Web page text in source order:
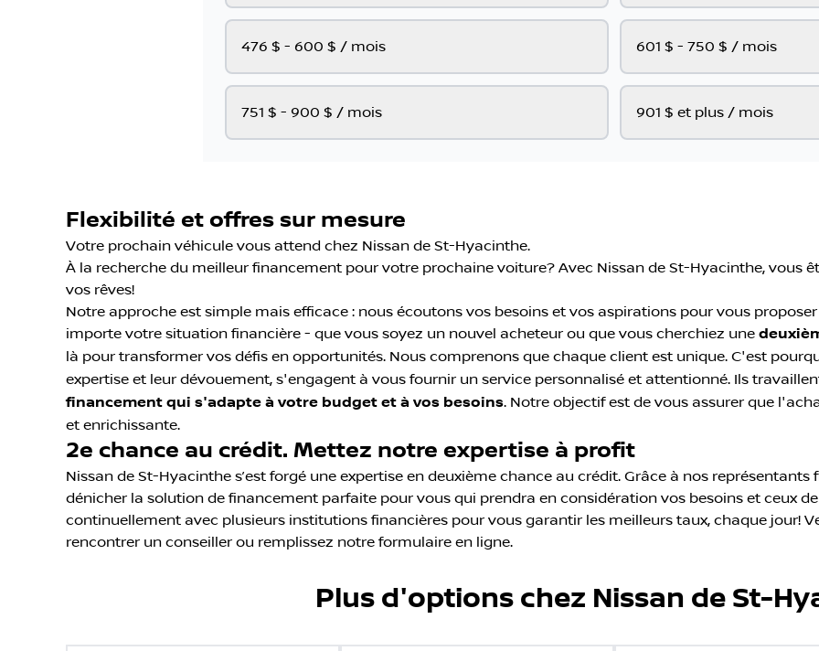
476 $ - 600 $ / mois 601 $ - 750 $ / mois
751 $ - 900 $ / mois 901 $ et plus / mois
Flexibilité et offres sur mesure
Votre prochain véhicule vous attend chez Nissan de St-Hyacinthe.
À la recherche du meilleur financement pour votre prochaine voiture? Avec Nissan de St-Hyacinthe, vous
vos rêves!
Notre approche est simple mais efficace : nous écoutons vos besoins et vos aspirations pour vous
importe votre situation financière - que vous soyez un nouvel acheteur ou que vous cherchiez une
là pour transformer vos défis en opportunités. Nous comprenons que chaque client est unique. C'est
expertise et leur dévouement, s'engagent à vous fournir un service personnalisé et attentionné. Ils
financement qui s'adapte à votre budget et à vos besoins. Notre objectif est de vous assurer que
et enrichissante.
2e chance au crédit. Mettez notre expertise à profit
Nissan de St-Hyacinthe s’est forgé une expertise en deuxième chance au crédit. Grâce à nos
dénicher la solution de financement parfaite pour vous qui prendra en considération vos besoins et ceux
continuellement avec plusieurs institutions financières pour vous garantir les meilleurs taux, chaque jour!
rencontrer un conseiller ou remplissez notre formulaire en ligne.
Plus d'options chez Nissan de St-